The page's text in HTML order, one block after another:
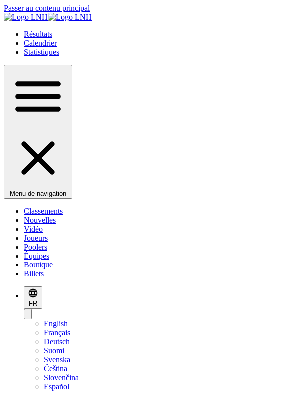
Passer au contenu principal
Résultats
Calendrier
Statistiques
Menu de navigation
Classements
Nouvelles
Vidéo
Joueurs
Poolers
Équipes
Boutique
Billets
FR
English
Français
Deutsch
Suomi
Svenska
Čeština
Slovenčina
Español